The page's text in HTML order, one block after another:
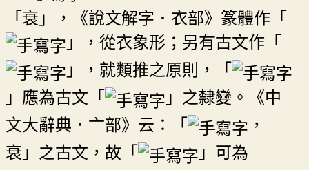
「衰」，《說文解字．衣部》篆體作「
」，從衣象形；另有古文作「
」，就類推之原則，「
」應為古文「
」之隸變。《中
文大辭典．亠部》云：「
，
衰」之古文，故「
」可為